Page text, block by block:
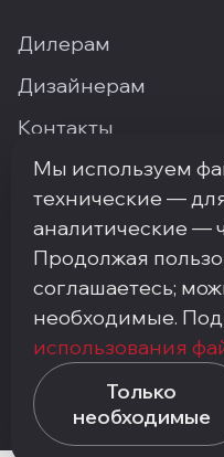
Дилерам
Дизайнерам
Контакты
Где купить
ПН–ПТ: 9:00–18:00·
Сыромятническая, 10с3
+7 (495) 748-92-20 ·
Политика
Соглашение на
Политика
Мы используем
технические —
аналитические —
Продолжая
соглашаетесь;
необходимые.
использования
Только
необходимые